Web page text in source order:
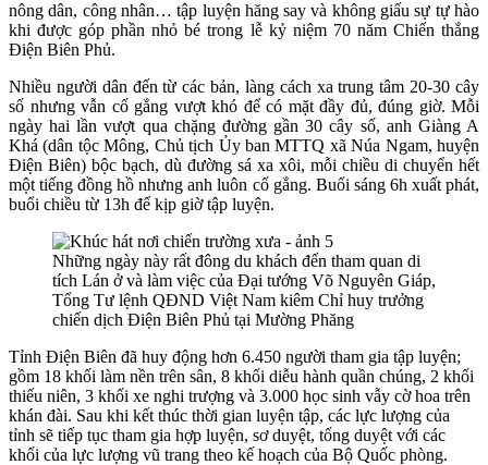
nông dân, công nhân… tập luyện hăng say và không giấu sự tự hào
khi được góp phần nhỏ bé trong lễ kỷ niệm 70 năm Chiến thắng
Điện Biên Phủ.
Nhiều người dân đến từ các bản, làng cách xa trung tâm 20-30 cây
số nhưng vẫn cố gắng vượt khó để có mặt đầy đủ, đúng giờ. Mỗi
ngày hai lần vượt qua chặng đường gần 30 cây số, anh Giàng A
Khá (dân tộc Mông, Chủ tịch Ủy ban MTTQ xã Núa Ngam, huyện
Điện Biên) bộc bạch, dù đường sá xa xôi, mỗi chiều di chuyển hết
một tiếng đồng hồ nhưng anh luôn cố gắng. Buổi sáng 6h xuất phát,
buổi chiều từ 13h để kịp giờ tập luyện.
Những ngày này rất đông du khách đến tham quan di
tích Lán ở và làm việc của Đại tướng Võ Nguyên Giáp,
Tổng Tư lệnh QĐND Việt Nam kiêm Chỉ huy trưởng
chiến dịch Điện Biên Phủ tại Mường Phăng
Tỉnh Điện Biên đã huy động hơn 6.450 người tham gia tập luyện;
gồm 18 khối làm nền trên sân, 8 khối diễu hành quần chúng, 2 khối
thiếu niên, 3 khối xe nghi trượng và 3.000 học sinh vẫy cờ hoa trên
khán đài. Sau khi kết thúc thời gian luyện tập, các lực lượng của
tỉnh sẽ tiếp tục tham gia hợp luyện, sơ duyệt, tổng duyệt với các
khối của lực lượng vũ trang theo kế hoạch của Bộ Quốc phòng.